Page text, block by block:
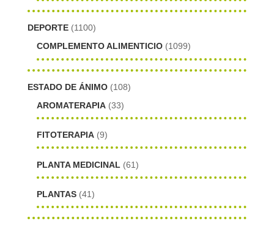
DEPORTE (1100)
COMPLEMENTO ALIMENTICIO (1099)
ESTADO DE ÁNIMO (108)
AROMATERAPIA (33)
FITOTERAPIA (9)
PLANTA MEDICINAL (61)
PLANTAS (41)